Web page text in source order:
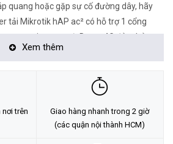
quang hoặc gặp sự cố đường dây, hãy
tải Mikrotik hAP ac² có hỗ trợ 1 cổng
mạng internet từ Dcom 4G đảm bảo
dữ liệu quan trọng không bị ngắt quãng
OS Mikrotik hAP ac²
Xem thêm
nơi trên
Giao hàng nhanh trong 2 giờ
(các quận nội thành HCM)